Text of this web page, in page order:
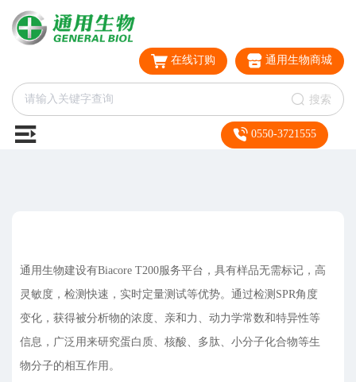
在线订购 通用生物商城
搜索
0550-3721555
通用生物建设有Biacore T200服务平台，具有样品无需标记，高
灵敏度，检测快速，实时定量测试等优势。通过检测SPR角度
变化，获得被分析物的浓度、亲和力、动力学常数和特异性等
信息，广泛用来研究蛋白质、核酸、多肽、小分子化合物等生
物分子的相互作用。